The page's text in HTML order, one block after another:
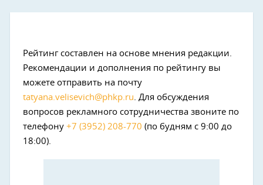
Рейтинг составлен на основе мнения редакции.
Рекомендации и дополнения по рейтингу вы
можете отправить на почту
tatyana.velisevich@phkp.ru. Для обсуждения
вопросов рекламного сотрудничества звоните по
телефону +7 (3952) 208-770 (по будням с 9:00 до
18:00).